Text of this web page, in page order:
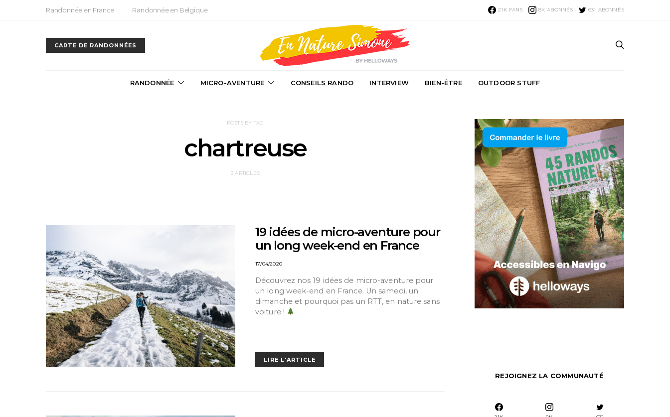
Randonnée en France Randonnée en Belgique 21K FANS 8K ABONNÉS 631 ABONNÉS
CARTE DE RANDONNÉES
RANDONNÉE MICRO-AVENTURE CONSEILS RANDO INTERVIEW BIEN-ÊTRE OUTDOOR STUFF
POSTS BY TAG
chartreuse
3 ARTICLES
19 idées de micro-aventure pour
un long week-end en France
17/04/2020
Découvrez nos 19 idées de micro-aventure pour
un long week-end en France. Un samedi, un
dimanche et pourquoi pas un RTT, en nature sans
voiture !
LIRE L'ARTICLE
REJOIGNEZ LA COMMUNAUTÉ